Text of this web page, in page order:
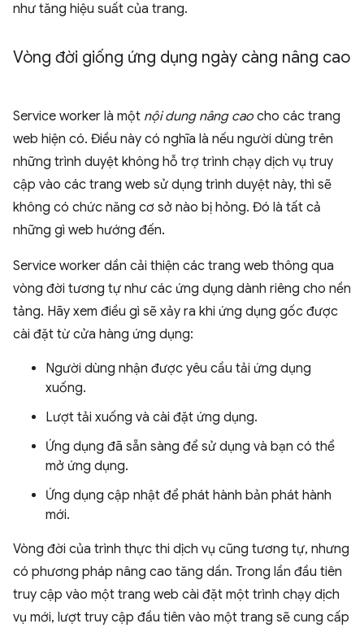
như tăng hiệu suất của trang.
Vòng đời giống ứng dụng ngày càng nâng cao
Service worker là một nội dung nâng cao cho các trang
web hiện có. Điều này có nghĩa là nếu người dùng trên
những trình duyệt không hỗ trợ trình chạy dịch vụ truy
cập vào các trang web sử dụng trình duyệt này, thì sẽ
không có chức năng cơ sở nào bị hỏng. Đó là tất cả
những gì web hướng đến.
Service worker dần cải thiện các trang web thông qua
vòng đời tương tự như các ứng dụng dành riêng cho nền
tảng. Hãy xem điều gì sẽ xảy ra khi ứng dụng gốc được
cài đặt từ cửa hàng ứng dụng:
Người dùng nhận được yêu cầu tải ứng dụng
xuống.
Lượt tải xuống và cài đặt ứng dụng.
Ứng dụng đã sẵn sàng để sử dụng và bạn có thể
mở ứng dụng.
Ứng dụng cập nhật để phát hành bản phát hành
mới.
Vòng đời của trình thực thi dịch vụ cũng tương tự, nhưng
có phương pháp nâng cao tăng dần. Trong lần đầu tiên
truy cập vào một trang web cài đặt một trình chạy dịch
vụ mới, lượt truy cập đầu tiên vào một trang sẽ cung cấp